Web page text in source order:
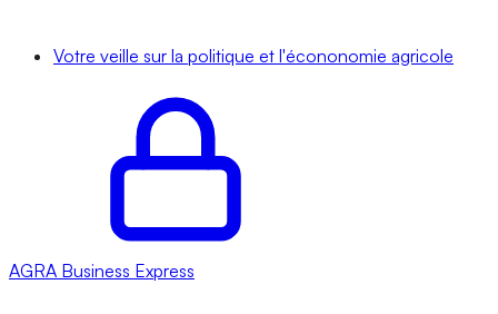
Votre veille sur la politique et l'écononomie agricole
AGRA Business Express